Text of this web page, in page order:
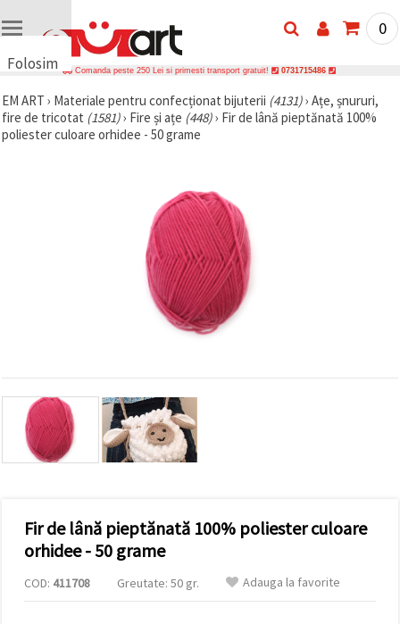
Folosim
uri
🍪 Folosim
cookie-uri
afișa
conținut și
reclame
mai
relevante,
analiză și
marketing.
acord să
utilizați
toate
0
Comanda peste 250 Lei si primesti transport gratuit! 0731715486
EM ART › Materiale pentru confecționat bijuterii (4131)› Ațe, șnururi,
fire de tricotat (1581)› Fire și ațe (448)› Fir de lână pieptănată 100%
poliester culoare orhidee - 50 grame
Fir de lână pieptănată 100% poliester culoare
orhidee - 50 grame
COD: 411708 Greutate: 50 gr. Adauga la favorite